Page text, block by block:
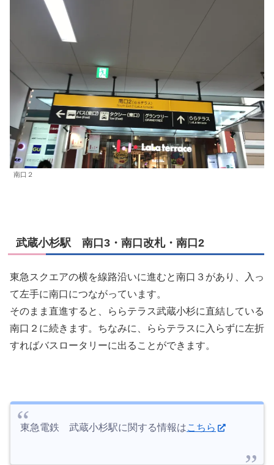
南口２
武蔵小杉駅 南口3・南口改札・南口2
東急スクエアの横を線路沿いに進むと南口３があり、入っ
て左手に南口につながっています。
そのまま直進すると、ららテラス武蔵小杉に直結している
南口２に続きます。ちなみに、ららテラスに入らずに左折
すればバスロータリーに出ることができます。
東急電鉄 武蔵小杉駅に関する情報はこちら